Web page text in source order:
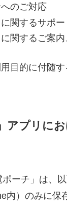
のご対応
関するサポー
関するご案
目的に付随す
アプリに
ーチ」は、
内）のみに保